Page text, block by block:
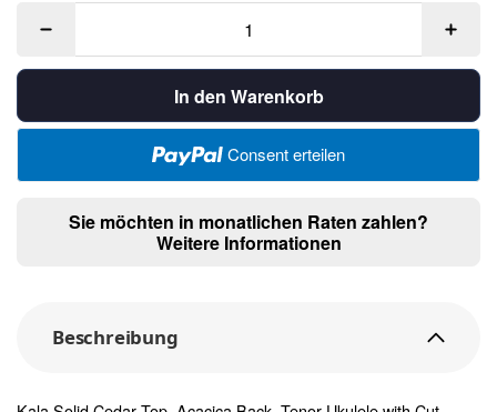
In den Warenkorb
Consent erteilen
Sie möchten in monatlichen Raten zahlen?
Weitere Informationen
Beschreibung